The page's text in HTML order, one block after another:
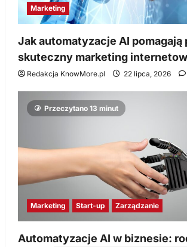
Marketing
Jak automatyzacje AI pomagają
skuteczny marketing
Redakcja KnowMore.pl 22 lipca, 2026
Przeczytano 13 minut
Marketing Start-up Zarządzanie
Automatyzacje AI w biznesie: